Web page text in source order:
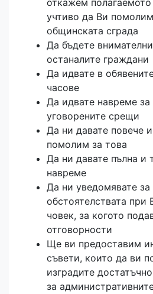
откажем
учтиво да Ви
общинската сграда
Да бъдете
останалите граждани
Да идвате в
часове
Да идвате навреме за
уговорените срещи
Да ни давате повече
помолим за това
Да ни давате пълна и
навреме
Да ни уведомявате
обстоятелствата при
човек, за когото
отговорности
Ще ви предоставим
съвети, които да ви
изградите
за